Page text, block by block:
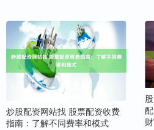
炒股配资网站找 股票配资收费
指南：了解不同费率和模式